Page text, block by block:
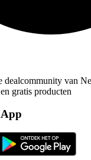
dealcommunity van
gratis producten